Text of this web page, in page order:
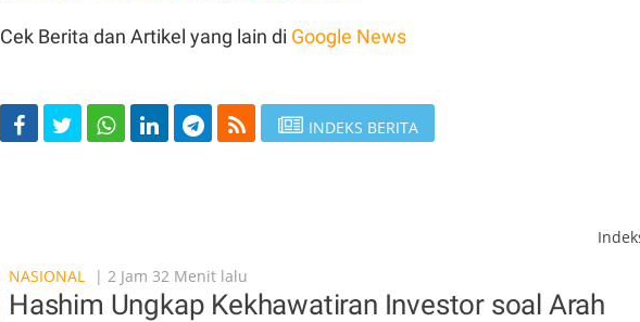
Cek Berita dan Artikel yang lain di Google News
INDEKS BERITA
NASIONAL
| 2 Jam 32 Menit lalu
Hashim Ungkap Kekhawatiran Investor soal Arah